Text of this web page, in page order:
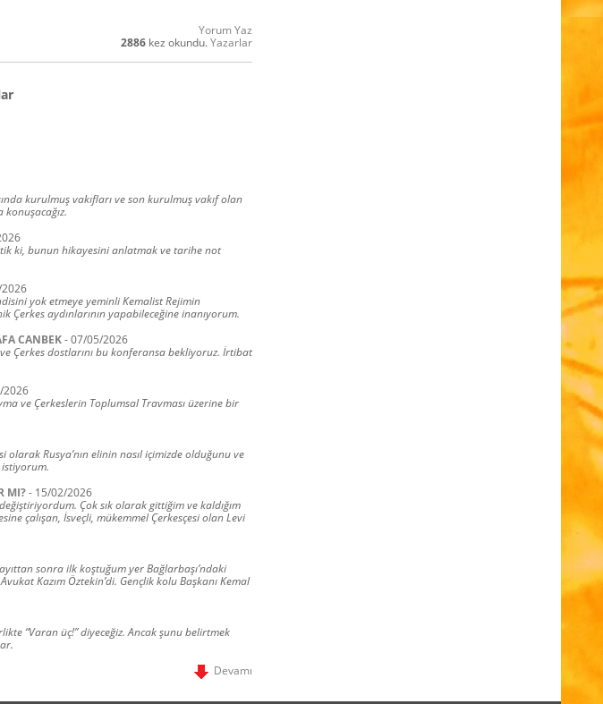
Yorum Yaz
2886 kez okundu.Yazarlar
kurulmuş vakıfları ve son kurulmuş vakıf olan
konuşacağız.
ki, bunun hikayesini anlatmak ve tarihe not
yok etmeye yeminli Kemalist Rejimin
aydınlarının yapabileceğine inanıyorum.
CANBEK-07/05/2026
ve Çerkes dostlarını bu konferansa bekliyoruz. İrtibat
2026
ve Çerkeslerin Toplumsal Travması üzerine bir
olarak Rusya’nın elinin nasıl içimizde olduğunu ve
MI?- 15/02/2026
Çok sık olarak gittiğim ve kaldığım
çalışan, İsveçli, mükemmel Çerkesçesi olan Levi
sonra ilk koştuğum yer Bağlarbaşı’ndaki
Kazım Öztekin’di. Gençlik kolu Başkanı Kemal
“Varan üç!” diyeceğiz. Ancak şunu belirtmek
Devamı